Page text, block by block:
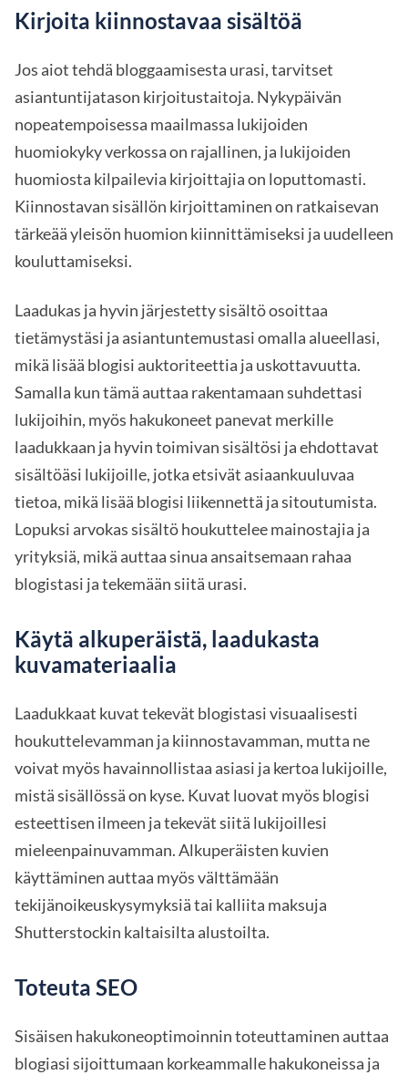
Kirjoita kiinnostavaa sisältöä
Jos aiot tehdä bloggaamisesta urasi, tarvitset
asiantuntijatason kirjoitustaitoja. Nykypäivän
nopeatempoisessa maailmassa lukijoiden
huomiokyky verkossa on rajallinen, ja lukijoiden
huomiosta kilpailevia kirjoittajia on loputtomasti.
Kiinnostavan sisällön kirjoittaminen on ratkaisevan
tärkeää yleisön huomion kiinnittämiseksi ja uudelleen
kouluttamiseksi.
Laadukas ja hyvin järjestetty sisältö osoittaa
tietämystäsi ja asiantuntemustasi omalla alueellasi,
mikä lisää blogisi auktoriteettia ja uskottavuutta.
Samalla kun tämä auttaa rakentamaan suhdettasi
lukijoihin, myös hakukoneet panevat merkille
laadukkaan ja hyvin toimivan sisältösi ja ehdottavat
sisältöäsi lukijoille, jotka etsivät asiaankuuluvaa
tietoa, mikä lisää blogisi liikennettä ja sitoutumista.
Lopuksi arvokas sisältö houkuttelee mainostajia ja
yrityksiä, mikä auttaa sinua ansaitsemaan rahaa
blogistasi ja tekemään siitä urasi.
Käytä alkuperäistä, laadukasta
kuvamateriaalia
Laadukkaat kuvat tekevät blogistasi visuaalisesti
houkuttelevamman ja kiinnostavamman, mutta ne
voivat myös havainnollistaa asiasi ja kertoa lukijoille,
mistä sisällössä on kyse. Kuvat luovat myös blogisi
esteettisen ilmeen ja tekevät siitä lukijoillesi
mieleenpainuvamman. Alkuperäisten kuvien
käyttäminen auttaa myös välttämään
tekijänoikeuskysymyksiä tai kalliita maksuja
Shutterstockin kaltaisilta alustoilta.
Toteuta SEO
Sisäisen hakukoneoptimoinnin toteuttaminen auttaa
blogiasi sijoittumaan korkeammalle hakukoneissa ja